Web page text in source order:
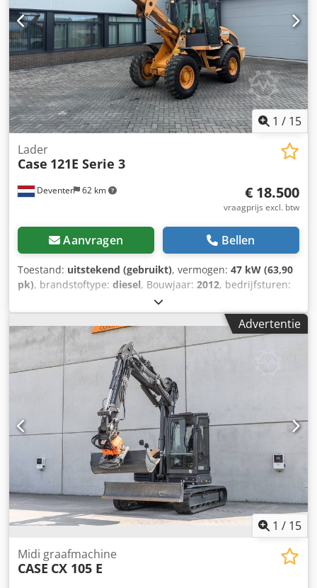
1 / 15
Deventer 62 km
Lader
Case 121E Serie 3
€ 18.500
vraagprijs excl. btw
Aanvragen Bellen
Toestand: uitstekend (gebruikt), vermogen: 47 kW (63,90
pk), brandstoftype: diesel, Bouwjaar: 2012, bedrijfsturen:
, = Overige opties en accessoires = - Bediening met
2 pedalen - Afgesloten cabine = Opmerkingen = CASE 121E
Serie 3 – bouwjaar 2012 – 1.060 bedrijfsuren CASE 121E
Serie 3 wiellader, bouwjaar 2012. De machine verkeert in
goede staat en heeft slechts 1.060 bedrijfsuren. De
machine verkeert zowel technisch als optisch in goede
staat. Hij is geschikt voor diverse toepassingen en is direct
inzetbaar. Kenmerken: * Bouwjaar: 2012 * Slechts 1.060
bedrijfsuren * Goede technische en optische staat * Direct
inzetbaar Neem contact met ons op voor meer informatie
of om een bezichtiging in te plannen. = Overige informatie
= Bouwjaar: 2012 Leeggewicht: 5.800 kg Dodpfxezrd Uae
Appjck Laadvermogen: 1.540 kg Maximaal toelaatbaar
gewicht: 7.340 kg Technische staat: zeer goed Optische
staat: zeer goed Serienummer: FNH121ESNCHP00140
Neem contact op met Gerrit Haverhoek voor meer
Advertentie
1 / 15
Midi graafmachine
CASE CX 105 E